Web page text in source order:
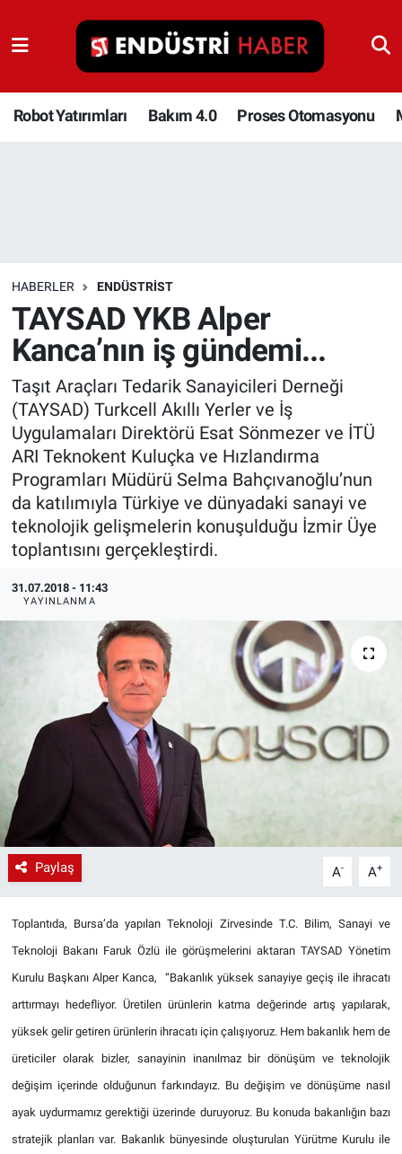
Robot Yatırımları Bakım 4.0 Proses Otomasyonu
HABERLER ENDÜSTRIST
TAYSAD YKB Alper
Kanca’nın iş gündemi...
Taşıt Araçları Tedarik Sanayicileri Derneği
(TAYSAD) Turkcell Akıllı Yerler ve İş
Uygulamaları Direktörü Esat Sönmezer ve İTÜ
ARI Teknokent Kuluçka ve Hızlandırma
Programları Müdürü Selma Bahçıvanoğlu’nun
da katılımıyla Türkiye ve dünyadaki sanayi ve
teknolojik gelişmelerin konuşulduğu İzmir Üye
toplantısını gerçekleştirdi.
31.07.2018 - 11:43
YAYINLANMA
Paylaş A- A+
Toplantıda, Bursa’da yapılan Teknoloji Zirvesinde T.C. Bilim, Sanayi ve
Teknoloji Bakanı Faruk Özlü ile görüşmelerini aktaran TAYSAD Yönetim
Kurulu Başkanı Alper Kanca, “Bakanlık yüksek sanayiye geçiş ile ihracatı
arttırmayı hedefliyor. Üretilen ürünlerin katma değerinde artış yapılarak,
yüksek gelir getiren ürünlerin ihracatı için çalışıyoruz. Hem bakanlık hem de
üreticiler olarak bizler, sanayinin inanılmaz bir dönüşüm ve teknolojik
değişim içerinde olduğunun farkındayız. Bu değişim ve dönüşüme nasıl
ayak uydurmamız gerektiği üzerinde duruyoruz. Bu konuda bakanlığın bazı
stratejik planları var. Bakanlık bünyesinde oluşturulan Yürütme Kurulu ile
Robot Yatırımları
Bakım 4.0
Depolama Çözümleri
İnşaat ve Malzeme
HaberOrtak
EndüstriST
Enerjisini Üreten Fabrikalar
Endüstri 4.0 Uygulamaları